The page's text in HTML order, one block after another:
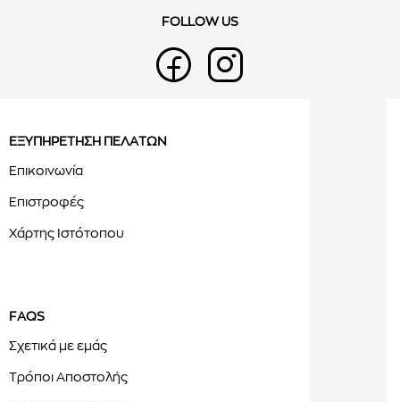
FOLLOW US
ΕΞΥΠΗΡΕΤΗΣΗ ΠΕΛΑΤΩΝ
Επικοινωνία
Επιστροφές
Χάρτης Ιστότοπου
FAQS
Σχετικά με εμάς
Τρόποι Αποστολής